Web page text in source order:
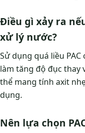
Điều gì xảy ra
xử lý nước?
Sử dụng quá liều
làm tăng độ đục thay
thể mang tính axit
dụng.
Nên lựa chọn